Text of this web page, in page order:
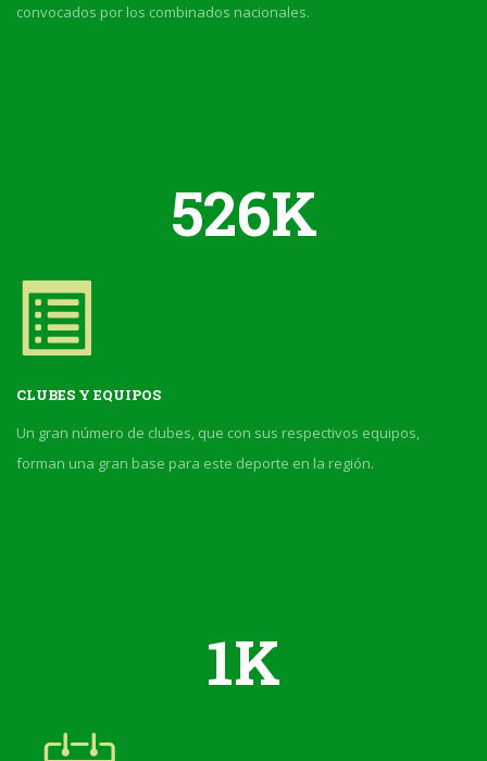
convocados por los combinados nacionales.
526
CLUBES Y EQUIPOS
Un gran número de clubes, que con sus respectivos equipos,
forman una gran base para este deporte en la región.
1